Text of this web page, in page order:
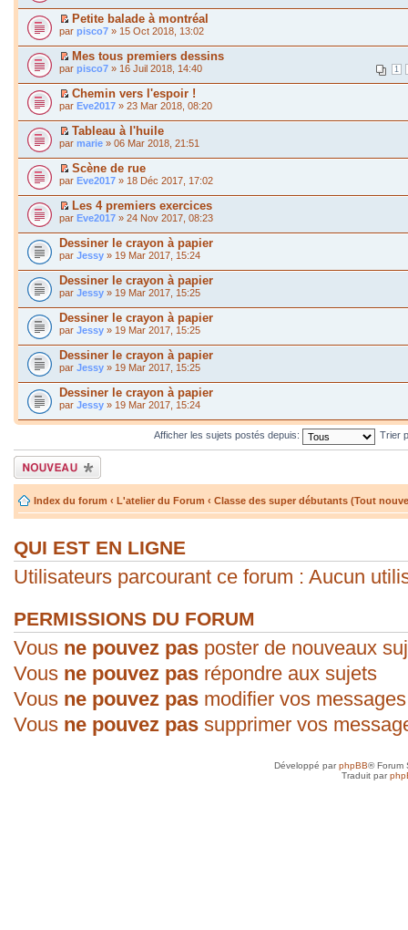
Petite balade à montréal
par pisco7 » 15 Oct 2018, 13:02
Mes tous premiers dessins
1
par pisco7 » 16 Juil 2018, 14:40
Chemin vers l'espoir !
par Eve2017 » 23 Mar 2018, 08:20
Tableau à l'huile
par marie » 06 Mar 2018, 21:51
Scène de rue
par Eve2017 » 18 Déc 2017, 17:02
Les 4 premiers exercices
par Eve2017 » 24 Nov 2017, 08:23
Dessiner le crayon à papier
par Jessy » 19 Mar 2017, 15:24
Dessiner le crayon à papier
par Jessy » 19 Mar 2017, 15:25
Dessiner le crayon à papier
par Jessy » 19 Mar 2017, 15:25
Dessiner le crayon à papier
par Jessy » 19 Mar 2017, 15:25
Dessiner le crayon à papier
par Jessy » 19 Mar 2017, 15:24
Afficher les sujets postés depuis: Trier
Écrire un nouveau
sujet
Index du forum ‹ L'atelier du Forum ‹ Classe des super débutants (Tout
QUI EST EN LIGNE
Utilisateurs parcourant ce forum : Aucun
PERMISSIONS DU FORUM
Vous ne pouvez pas poster de nouveaux
Vous ne pouvez pas répondre aux sujets
Vous ne pouvez pas modifier vos messages
Vous ne pouvez pas supprimer vos
Développé parphpBB® Forum
Traduit par